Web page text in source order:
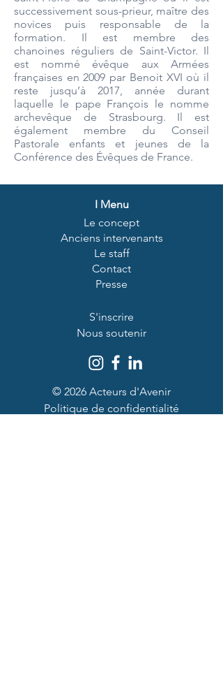
successivement sous-prieur, maître des
novices puis responsable de la
formation. Il est membre des
chanoines réguliers de Saint-Victor. Il
est nommé évêque aux Armées
françaises en 2009 par Benoit XVI où il
reste jusqu’à 2017, année durant
laquelle le pape François le nomme
archevêque de Strasbourg. Il est
également membre du Conseil
Pastorale enfants et jeunes de la
Conférence des Évêques de France.
I Menu
Le concept
Anciens intervenants
Le staff
Contact
Presse
S'inscrire
Nous soutenir
© 2026 Acteurs d'Avenir
Politique de confidentialité